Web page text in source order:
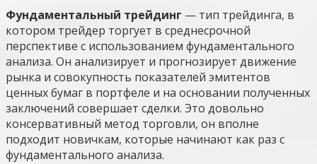
Фундаментальный трейдинг — тип трейдинга, в
котором трейдер торгует в среднесрочной
перспективе с использованием фундаментального
анализа. Он анализирует и прогнозирует движение
рынка и совокупность показателей эмитентов
ценных бумаг в портфеле и на основании полученных
заключений совершает сделки. Это довольно
консервативный метод торговли, он вполне
подходит новичкам, которые начинают как раз с
фундаментального анализа.